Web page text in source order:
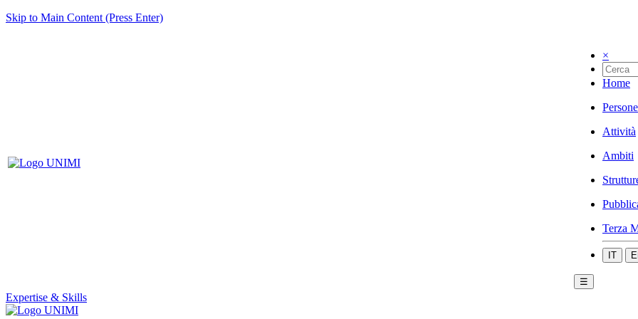
Skip to Main Content (Press Enter)
×
Home
Persone
Attività
Ambiti
Terza
IT
☰
Expertise & Skills